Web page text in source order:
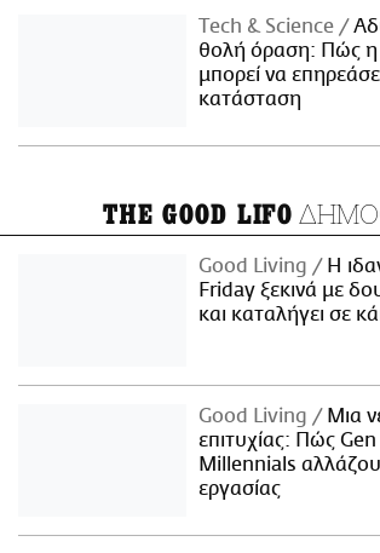
Τech & Science
θολή όραση: Πώς η
μπορεί να
κατάσταση
THE GOOD LIFO
Good Living
Η
Friday ξεκινά με
και καταλήγει σε
Good Living
Μια
επιτυχίας: Πώς Gen
Millennials
εργασίας